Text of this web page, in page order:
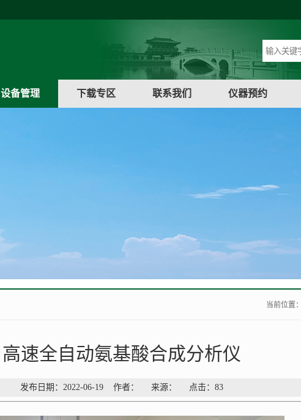
设备管理 下载专区 联系我们 仪器预约
当前位置：
高速全自动氨基酸合成分析仪
发布日期：2022-06-19 作者： 来源： 点击： 83